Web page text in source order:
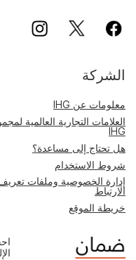
الشركة
معلومات عن IHG
العلامات التجارية العالمية
IHG
هل تحتاج إلى مساعدة؟
شروط الاستخدام
إدارة الخصوصية وملفات
الارتباط
خريطة الموقع